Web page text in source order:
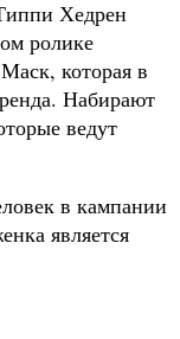
Хедрен
ролике
которая в
Набирают
ведут
в кампании
является